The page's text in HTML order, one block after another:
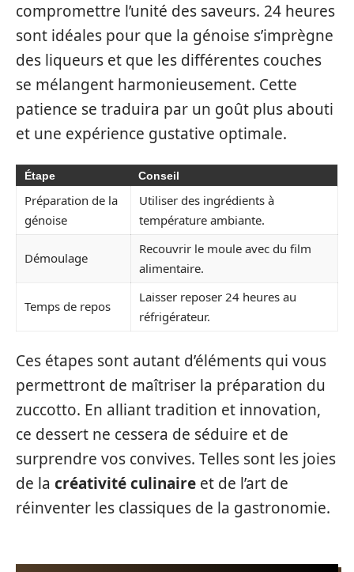
compromettre l’unité des saveurs. 24 heures
sont idéales pour que la génoise s’imprègne
des liqueurs et que les différentes couches
se mélangent harmonieusement. Cette
patience se traduira par un goût plus abouti
et une expérience gustative optimale.
Étape Conseil
Préparation de la
génoise
Utiliser des ingrédients à
température ambiante.
Démoulage
Recouvrir le moule avec du film
alimentaire.
Temps de repos
Laisser reposer 24 heures au
réfrigérateur.
Ces étapes sont autant d’éléments qui vous
permettront de maîtriser la préparation du
zuccotto. En alliant tradition et innovation,
ce dessert ne cessera de séduire et de
surprendre vos convives. Telles sont les joies
de la créativité culinaire et de l’art de
réinventer les classiques de la gastronomie.